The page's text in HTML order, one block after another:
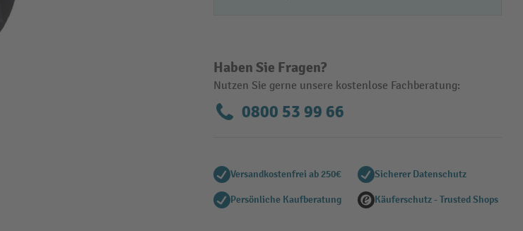
Haben Sie Fragen?
Nutzen Sie gerne unsere kostenlose Fachberatung:
0800 53 99 66
Versandkostenfrei ab 250€ Sicherer Datenschutz
Persönliche Kaufberatung Käuferschutz - Trusted Shops